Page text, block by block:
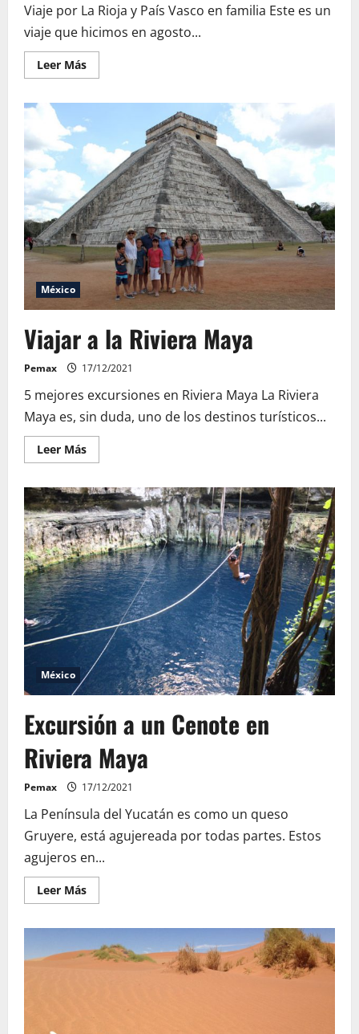
Viaje por La Rioja y País Vasco en familia Este es un
viaje que hicimos en agosto...
Leer MásLeer
más
en
coche
por
País
Vasco
México
Viajar a la Riviera Maya
Pemax 17/12/2021
5 mejores excursiones en Riviera Maya La Riviera
Maya es, sin duda, uno de los destinos turísticos...
Leer MásLeer
más
Viajar
a
la
Riviera
Maya
México
Excursión a un Cenote en
Riviera Maya
Pemax 17/12/2021
La Península del Yucatán es como un queso
Gruyere, está agujereada por todas partes. Estos
agujeros en...
Leer MásLeer
más
a
un
Cenote